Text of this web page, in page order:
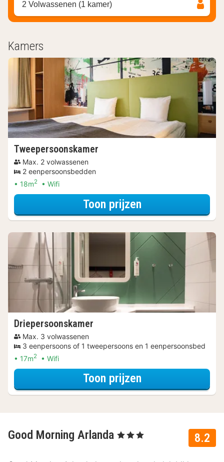
2 Volwassenen (1 kamer)
Kamers
Tweepersoonskamer
Max. 2 volwassenen
2 eenpersoonsbedden
18m2 Wifi
Toon prijzenvoor Verblijf &
Driepersoonskamer
Max. 3 volwassenen
3 eenpersoons of 1 tweepersoons en 1 eenpersoonsbed
17m2 Wifi
Toon prijzenvoor Verblijf &
8.2
Good Morning Arlanda , 3 Sterren